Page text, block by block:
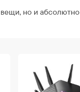
но и абсолютно